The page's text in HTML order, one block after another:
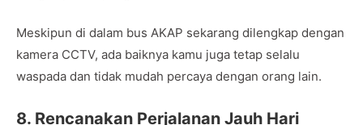
Meskipun di dalam bus AKAP sekarang dilengkap dengan
kamera CCTV, ada baiknya kamu juga tetap selalu
waspada dan tidak mudah percaya dengan orang lain.
8. Rencanakan Perjalanan Jauh Hari